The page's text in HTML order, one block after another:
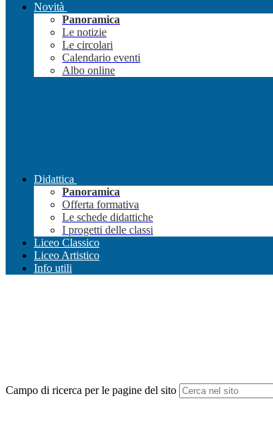
Novità
Panoramica
Le notizie
Le circolari
Calendario eventi
Albo online
Didattica
Panoramica
Offerta formativa
Le schede didattiche
I progetti delle classi
Liceo Classico
Liceo Artistico
Info utili
Campo di ricerca per le pagine del sito